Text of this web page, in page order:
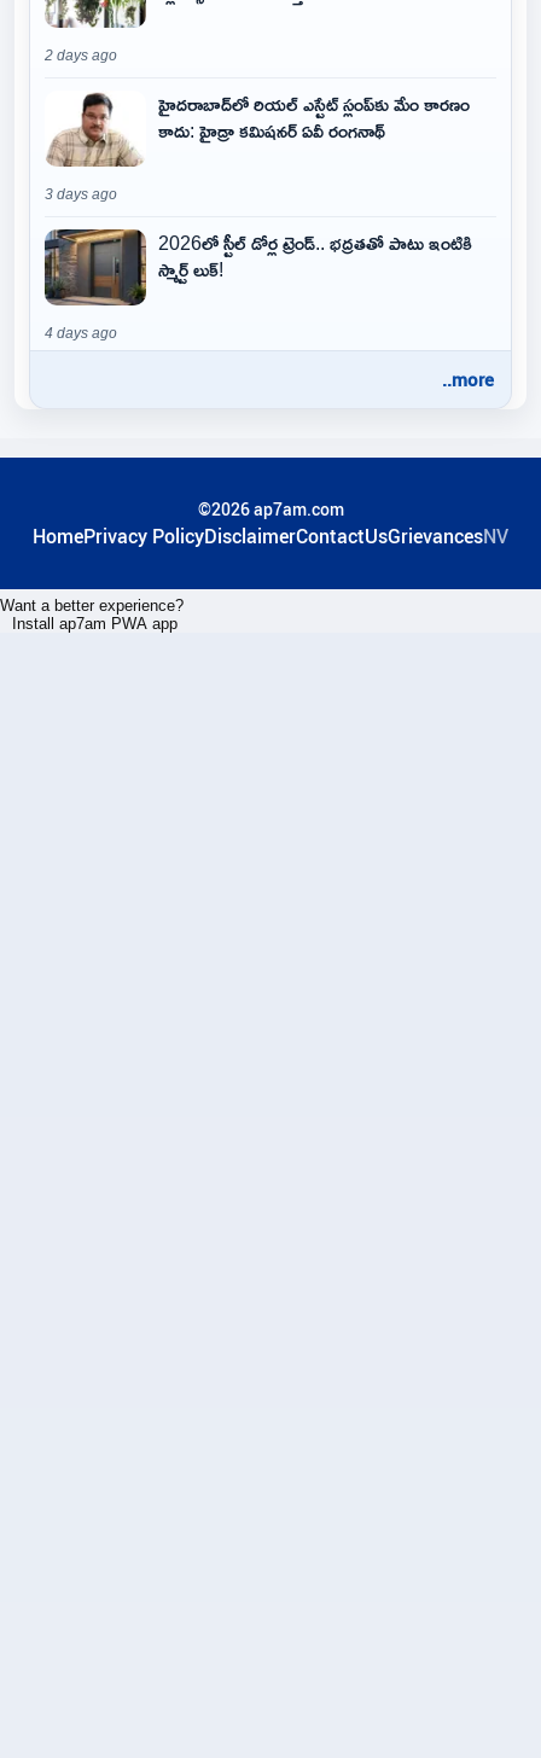
2 days ago
హైదరాబాద్‌లో రియల్ ఎస్టేట్ స్లంప్‌కు మేం కారణం
కాదు: హైడ్రా కమిషనర్ ఏవీ రంగనాథ్
3 days ago
2026లో స్టీల్ డోర్ల ట్రెండ్.. భద్రతతో పాటు ఇంటికి
స్మార్ట్ లుక్!
4 days ago
..more
©2026 ap7am.com
HomePrivacy PolicyDisclaimerContactUsGrievancesNV
Want a better experience?
Install ap7am PWA app